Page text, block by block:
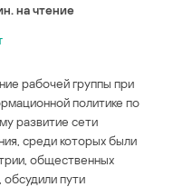
на чтение
рабочей группы при
политике по
развитие сети
среди которых были
общественных
пути